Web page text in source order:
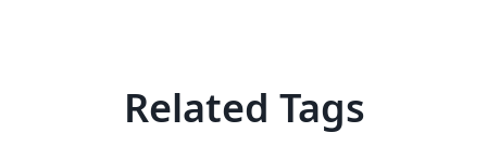
Related Tags